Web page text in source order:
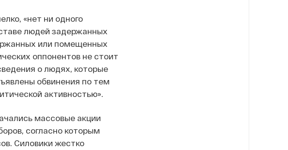
«нет ни одного
людей задержанных
или помещенных
оппонентов не стоит
о людях, которые
обвинения по тем
активностью».
массовые акции
согласно которым
Силовики жестко